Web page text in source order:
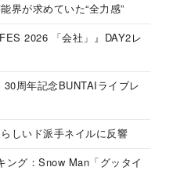
界が求めていた“全力感”
2026 「会社」』DAY2レ
30周年記念BUNTAIライブレ
しいド派手ネイルに反響
ング：Snow Man「グッタイ